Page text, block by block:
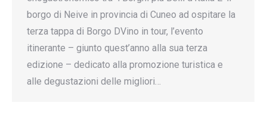
borgo di Neive in provincia di Cuneo ad ospitare la
terza tappa di Borgo DVino in tour, l’evento
itinerante – giunto quest’anno alla sua terza
edizione – dedicato alla promozione turistica e
alle degustazioni delle migliori…